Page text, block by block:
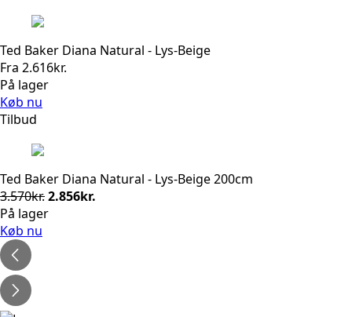
Ted Baker Diana Natural - Lys-Beige
Fra 2.616kr.
På lager
Køb nu
Tilbud
Ted Baker Diana Natural - Lys-Beige 200cm
3.570kr.Den
oprindelige
2.856kr.
På lager
Køb nu